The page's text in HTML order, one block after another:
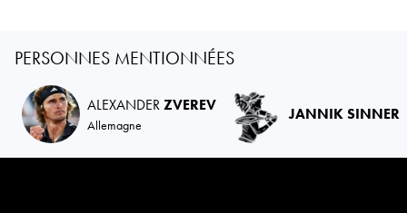
PERSONNES MENTIONNÉES
ALEXANDERZVEREV
Allemagne
JANNIK SINNER